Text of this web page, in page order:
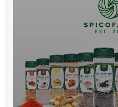
- Hướng dẫn: Sử dụng làm gia
quản nơi khô ráo, thoáng mát,